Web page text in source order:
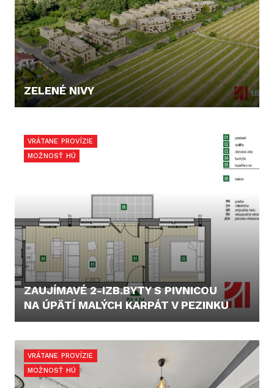
ZELENÉ NIVY
VRÁTANE PROVÍZIE
MOŽNOSŤ HÚ
ZAUJÍMAVÉ 2-IZB.BYTY S PIVNICOU
NA ÚPÄTÍ MALÝCH KARPÁT V PEZINKU
VRÁTANE PROVÍZIE
MOŽNOSŤ HÚ